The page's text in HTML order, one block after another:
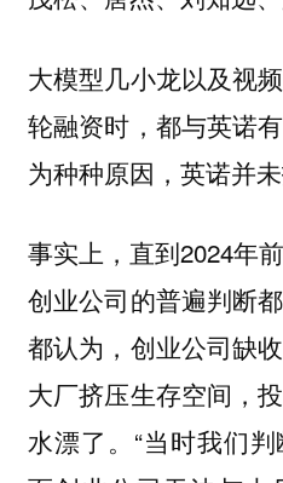
大模型几小龙以及视
轮融资时，都与英诺
为种种原因，英诺并未
事实上，直到2024年
创业公司的普遍判断
都认为，创业公司缺
大厂挤压生存空间，
水漂了。“当时我们